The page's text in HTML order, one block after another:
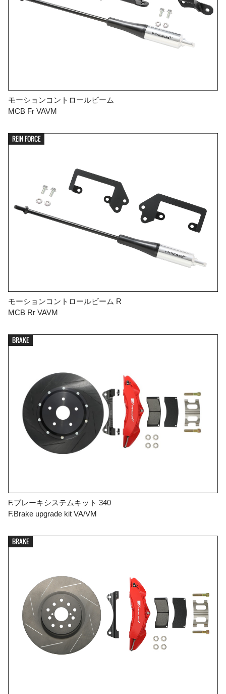
モーションコントロールビーム
MCB Fr VAVM
REIN FORCE
モーションコントロールビーム R
MCB Rr VAVM
BRAKE
F.ブレーキシステムキット 340
F.Brake upgrade kit VA/VM
BRAKE